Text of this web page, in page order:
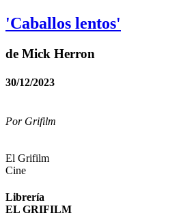
'Caballos lentos'
de Mick Herron
30/12/2023
Por Grifilm
El Grifilm
Cine
Librería
EL GRIFILM